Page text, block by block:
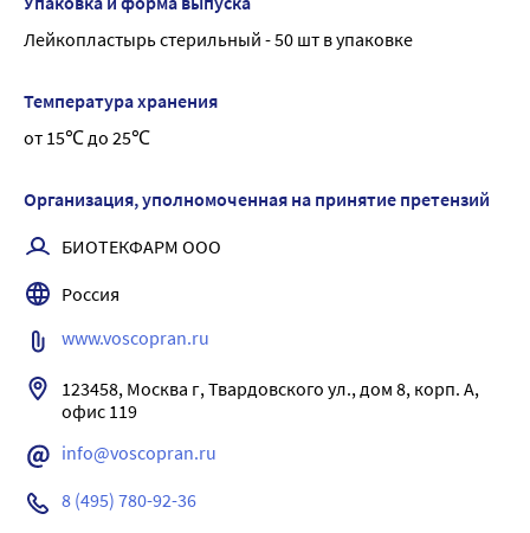
Докапласт® с мирамистином - стерильный
антимикробный лейкопластырь на основе мягкого
сорбционной подушечкой, покрытой атравматической
микросеткой и пропитанной мирамистином.
инфицирования.
материала и дискретному нанесению гипоаллергенного
клея не вызывает мацерацию кожи.
За счет эластичности хорошо моделируется на любом
участке тела.
Пластырь надежно фиксируется, легко и безболезненно
удаляется.
Лейкопластырь стерильный - 50 шт в упаковке
Температура хранения
от 15℃ до 25℃
Организация, уполномоченная на принятие претензий
БИОТЕКФАРМ ООО
Россия
www.voscopran.ru
123458, Москва г, Твардовского ул., дом 8, корп. А,
info@voscopran.ru
8 (495) 780-92-36